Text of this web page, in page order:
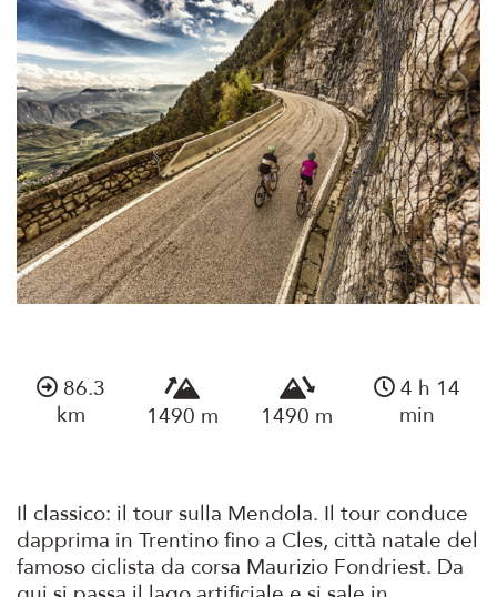
86.3
km
1490 m 1490 m
4 h 14
min
Il classico: il tour sulla Mendola. Il tour conduce
dapprima in Trentino fino a Cles, città natale del
famoso ciclista da corsa Maurizio Fondriest. Da